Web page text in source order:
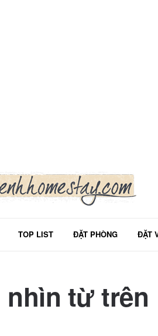
TOP LIST ĐẶT PHÒNG ĐẶT
nhìn từ trên